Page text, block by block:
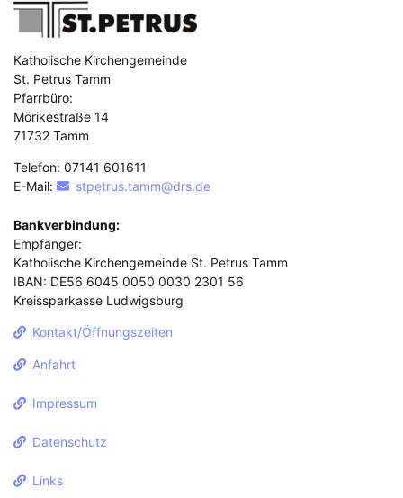
Katholische Kirchengemeinde
St. Petrus Tamm
Pfarrbüro:
Mörikestraße 14
71732 Tamm
Telefon: 07141 601611
E-Mail:
stpetrus.tamm@drs.de
Bankverbindung:
Empfänger:
Katholische Kirchengemeinde St. Petrus Tamm
IBAN: DE56 6045 0050 0030 2301 56
Kreissparkasse Ludwigsburg
Kontakt/Öffnungszeiten
Anfahrt
Impressum
Datenschutz
Links